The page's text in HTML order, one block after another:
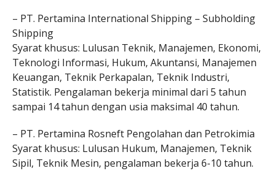
– PT. Pertamina International Shipping – Subholding
Shipping
Syarat khusus: Lulusan Teknik, Manajemen, Ekonomi,
Teknologi Informasi, Hukum, Akuntansi, Manajemen
Keuangan, Teknik Perkapalan, Teknik Industri,
Statistik. Pengalaman bekerja minimal dari 5 tahun
sampai 14 tahun dengan usia maksimal 40 tahun.
– PT. Pertamina Rosneft Pengolahan dan Petrokimia
Syarat khusus: Lulusan Hukum, Manajemen, Teknik
Sipil, Teknik Mesin, pengalaman bekerja 6-10 tahun.